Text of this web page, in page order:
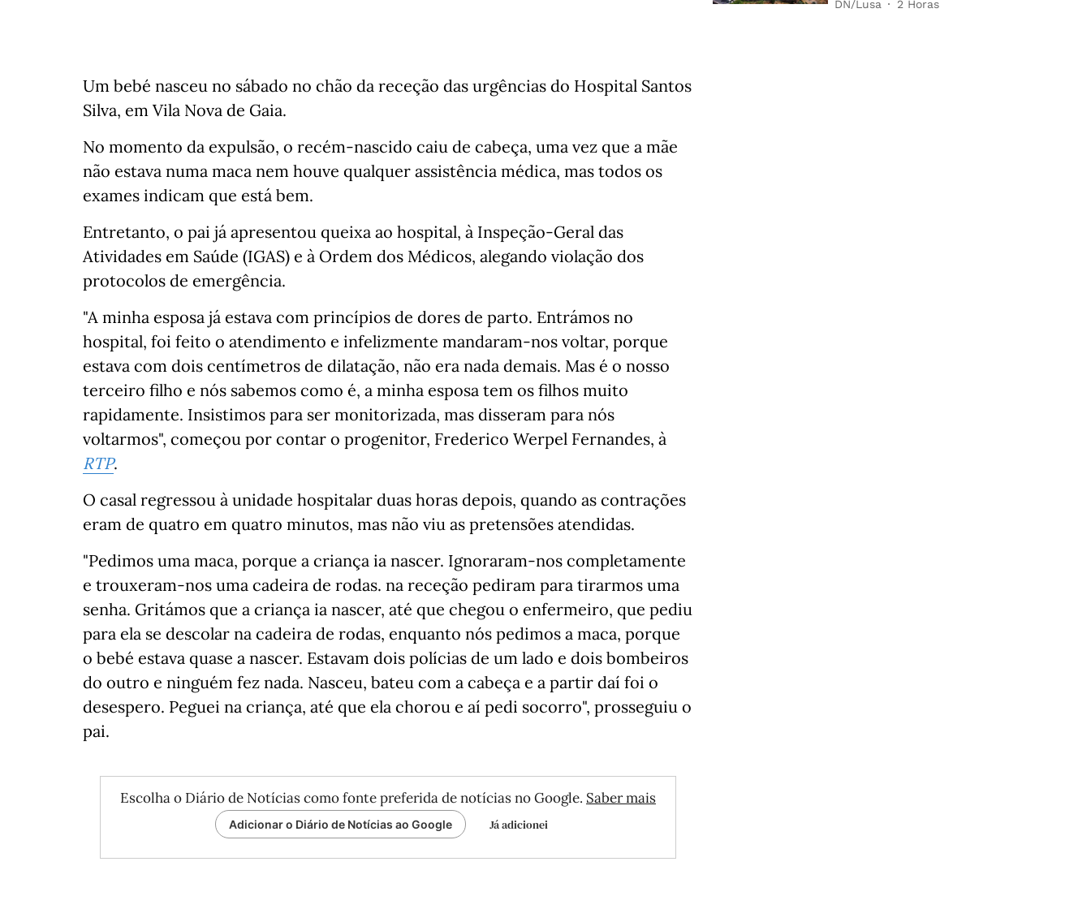
Um bebé nasceu no sábado no chão da receção das urgências do Hospital Santos
Silva, em Vila Nova de Gaia.
No momento da expulsão, o recém-nascido caiu de cabeça, uma vez que a mãe
não estava numa maca nem houve qualquer assistência médica, mas todos os
exames indicam que está bem.
Entretanto, o pai já apresentou queixa ao hospital, à Inspeção-Geral das
Atividades em Saúde (IGAS) e à Ordem dos Médicos, alegando violação dos
protocolos de emergência.
"A minha esposa já estava com princípios de dores de parto. Entrámos no
hospital, foi feito o atendimento e infelizmente mandaram-nos voltar, porque
estava com dois centímetros de dilatação, não era nada demais. Mas é o nosso
terceiro filho e nós sabemos como é, a minha esposa tem os filhos muito
rapidamente. Insistimos para ser monitorizada, mas disseram para nós
voltarmos", começou por contar o progenitor, Frederico Werpel Fernandes, à
RTP.
O casal regressou à unidade hospitalar duas horas depois, quando as contrações
eram de quatro em quatro minutos, mas não viu as pretensões atendidas.
"Pedimos uma maca, porque a criança ia nascer. Ignoraram-nos completamente
e trouxeram-nos uma cadeira de rodas. na receção pediram para tirarmos uma
senha. Gritámos que a criança ia nascer, até que chegou o enfermeiro, que pediu
para ela se descolar na cadeira de rodas, enquanto nós pedimos a maca, porque
o bebé estava quase a nascer. Estavam dois polícias de um lado e dois bombeiros
do outro e ninguém fez nada. Nasceu, bateu com a cabeça e a partir daí foi o
desespero. Peguei na criança, até que ela chorou e aí pedi socorro", prosseguiu o
pai.
Escolha o Diário de Notícias como fonte preferida de notícias no Google. Saber mais
Adicionar o Diário de Notícias ao Google Já adicionei
DN/Lusa 2 Horas